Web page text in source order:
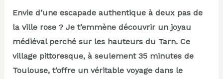
Envie d’une escapade authentique à deux pas de
la ville rose ? Je t’emmène découvrir un joyau
médiéval perché sur les hauteurs du Tarn. Ce
village pittoresque, à seulement 35 minutes de
Toulouse, t’offre un véritable voyage dans le